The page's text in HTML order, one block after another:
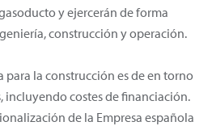
y ejercerán de forma
construcción y operación.
la construcción es de en torno
incluyendo costes de financiación.
de la Empresa española